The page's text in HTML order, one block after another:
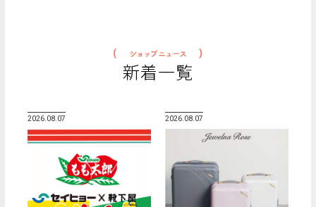
新着一覧
2026.08.07 2026.08.07